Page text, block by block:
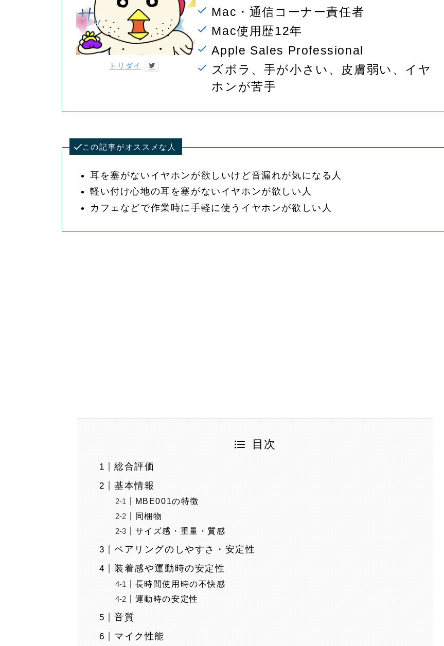
トリダイ
Mac・通信コーナー責任者
Mac使用歴12年
Apple Sales Professional
ズボラ、手が小さい、皮膚弱い、イヤ
ホンが苦手
この記事がオススメな人
耳を塞がないイヤホンが欲しいけど音漏れが気になる人
軽い付け心地の耳を塞がないイヤホンが欲しい人
カフェなどで作業時に手軽に使うイヤホンが欲しい人
目次
総合評価
基本情報
MBE001の特徴
同梱物
サイズ感・重量・質感
ペアリングのしやすさ・安定性
装着感や運動時の安定性
長時間使用時の不快感
運動時の安定性
音質
マイク性能